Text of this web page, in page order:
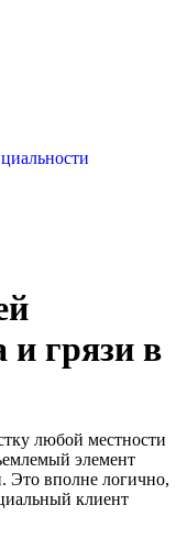
и грязи в
любой местности
элемент
Это вполне логично,
клиент